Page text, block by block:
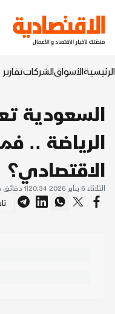
الرئيسيةالأسواقالشركات
السعودية
الرياضة ..
الاقتصادي؟
الثلاثاء 6 يناير 2026 20:34 |
1 دقائق